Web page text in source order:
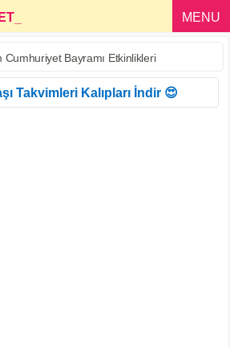
MENU
Cumhuriyet Bayramı Etkinlikleri
Takvimleri Kalıpları İndir 😍